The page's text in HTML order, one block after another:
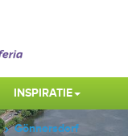
INSPIRATIE
Gönnersdorf